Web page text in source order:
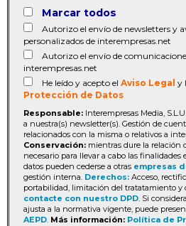
Marcar todos
Autorizo el envío de newsletters y
personalizados de interempresas.net
Autorizo el envío de
interempresas.net
He leído y acepto el Aviso Legal y
Protección de Datos
Responsable: Interempresas Media, S.L.U.
a nuestra(s) newsletter(s). Gestión de
relacionados con la misma o relativos a
Conservación: mientras dure la relación
necesario para llevar a cabo las finalidades
datos pueden cederse a otras empresas
gestión interna. Derechos: Acceso,
portabilidad, limitación del tratatamiento y
contacte con nuestro DPD. Si
ajusta a la normativa vigente, puede
AEPD. Más información: Política de